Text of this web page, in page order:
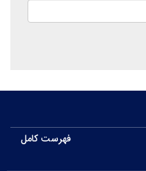
فهرست کامل